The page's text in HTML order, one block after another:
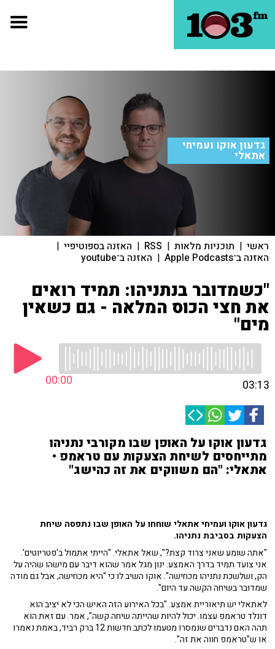
גדעון אוקו ועמיחי
אתאלי
ראשי | תוכניות מלאות |
RSS
| האזנה בספוטיפיי |
האזנה ב־Apple Podcasts | האזנה ב־youtube
"כשמדובר בנתניהו: תמיד רואים
את חצי הכוס המלאה - גם כשאין
מים"
00:00 03:13
גדעון אוקו על האופן שבו מקורבי נתניהו
מתייחסים לשיחת הצעקות עם טראמפ •
אתאלי: "הם משווקים את זה כהישג"
גדעון אוקו ועמיחי אתאלי שוחחו על האופן שבו נתפסה שיחת
הצעקות בסביבת נתניהו.
"אתה שומע שאני צרוד קצת?", שאל אתאלי. "הייתי אתמול ב'פטריוטים'.
אני צועד תמיד בדרך האמצע. ינון מגל אמר שהוא דיבר עם מישהו שהיה על
הק, ושלשכת נתניהו מכחישה". אוקו השיב לו כי "היא מכחישה, אבל גם מודה
שמדובר בשיחה הקשה עד היום".
לאתאלי יש תיאוריית אמצע. "בכל האירוע הזה האיש הכי לא יציב הוא
דונלד טראמפ עצמו. יכול להיות שהייתה שיחה קשה", אמר. עם זאת הוא
תהה האם נדברים שנמסרו מטעמו לכתב חדשות 12 ברק רביד, באמת נאמרו
או ש"טראמפ חווה את זה".